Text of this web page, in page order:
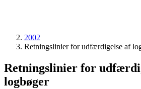
2002
Retningslinier for udfærdigelse af
Retningslinier for
logbøger